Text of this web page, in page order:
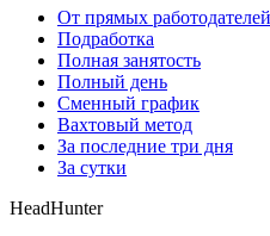
От прямых работодателей
Подработка
Полная занятость
Полный день
Сменный график
Вахтовый метод
За последние три дня
За сутки
HeadHunter